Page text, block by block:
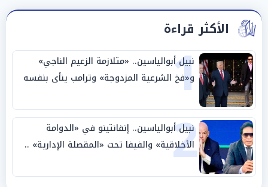
الأكثر قراءة
1
نبيل أبوالياسين.. «متلازمة الزعيم الناجي»
و«فخ الشرعية المزدوجة» وترامب ينأى بنفسه
وحليفه في «ميتم استراتيجي»
2
نبيل أبوالياسين.. إنفانتينو في «الدوامة
الأخلاقية» والفيفا تحت «المقصلة الإدارية» ..
«عبادة العرش وجنازة المصداقية»